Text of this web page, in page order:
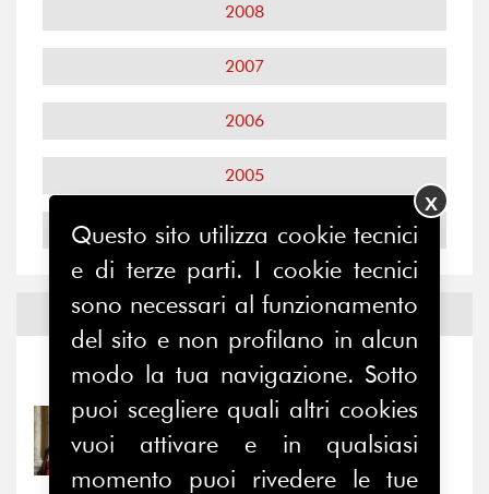
2008
2007
2006
2005
2004
Notizie ed Eventi
Notizie-Eventi
31/07/2026
Prima della pausa estiva,
il valore di...
Questo sito utilizza cookie tecnici
e di terze parti. I cookie tecnici
sono necessari al funzionamento
del sito e non profilano in alcun
modo la tua navigazione. Sotto
puoi scegliere quali altri cookies
vuoi attivare e in qualsiasi
momento puoi rivedere le tue
X